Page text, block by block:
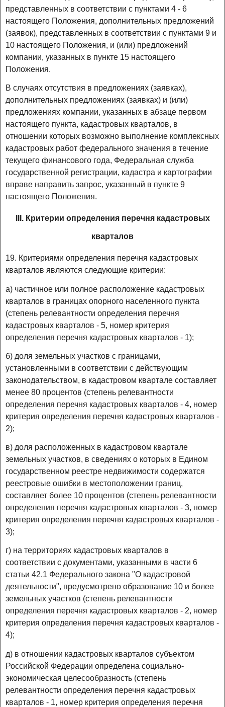
представленных в соответствии с пунктами 4 - 6
настоящего Положения, дополнительных предложений
(заявок), представленных в соответствии с пунктами 9 и
10 настоящего Положения, и (или) предложений
компании, указанных в пункте 15 настоящего
Положения.
В случаях отсутствия в предложениях (заявках),
дополнительных предложениях (заявках) и (или)
предложениях компании, указанных в абзаце первом
настоящего пункта, кадастровых кварталов, в
отношении которых возможно выполнение комплексных
кадастровых работ федерального значения в течение
текущего финансового года, Федеральная служба
государственной регистрации, кадастра и картографии
вправе направить запрос, указанный в пункте 9
настоящего Положения.
III. Критерии определения перечня кадастровых
кварталов
19. Критериями определения перечня кадастровых
кварталов являются следующие критерии:
а) частичное или полное расположение кадастровых
кварталов в границах опорного населенного пункта
(степень релевантности определения перечня
кадастровых кварталов - 5, номер критерия
определения перечня кадастровых кварталов - 1);
б) доля земельных участков с границами,
установленными в соответствии с действующим
законодательством, в кадастровом квартале составляет
менее 80 процентов (степень релевантности
определения перечня кадастровых кварталов - 4, номер
критерия определения перечня кадастровых кварталов -
2);
в) доля расположенных в кадастровом квартале
земельных участков, в сведениях о которых в Едином
государственном реестре недвижимости содержатся
реестровые ошибки в местоположении границ,
составляет более 10 процентов (степень релевантности
определения перечня кадастровых кварталов - 3, номер
критерия определения перечня кадастровых кварталов -
3);
г) на территориях кадастровых кварталов в
соответствии с документами, указанными в части 6
статьи 42.1 Федерального закона "О кадастровой
деятельности", предусмотрено образование 10 и более
земельных участков (степень релевантности
определения перечня кадастровых кварталов - 2, номер
критерия определения перечня кадастровых кварталов -
4);
д) в отношении кадастровых кварталов субъектом
Российской Федерации определена социально-
экономическая целесообразность (степень
релевантности определения перечня кадастровых
кварталов - 1, номер критерия определения перечня